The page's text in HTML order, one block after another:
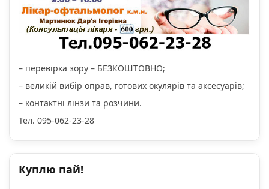
– перевірка зору – БЕЗКОШТОВНО;
– великій вибір оправ, готових окулярів та аксесуарів;
– контактні лінзи та розчини.
Тел. 095-062-23-28
Куплю пай!